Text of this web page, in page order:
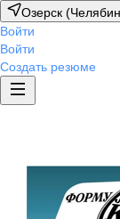
Озерск
Войти
Войти
Создать резюме